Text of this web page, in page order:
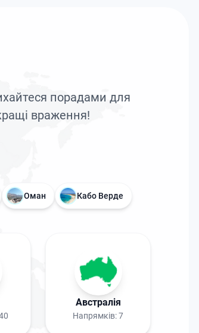
порадами для
враження!
Оман Кабо Верде
Австралія
Напрямків:7